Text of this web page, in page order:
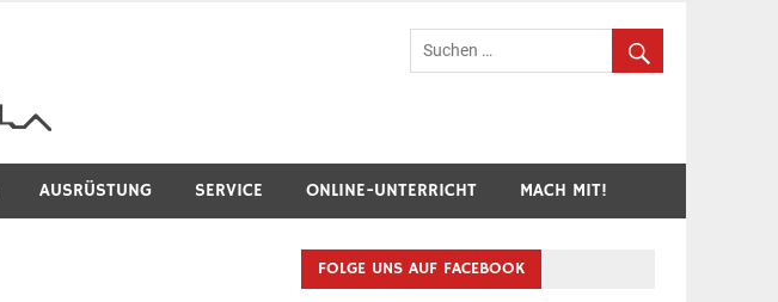
Feuerwehr Breuberg-Hainstadt
AUSRÜSTUNG SERVICE ONLINE-UNTERRICHT MACH MIT!
FOLGE UNS AUF FACEBOOK